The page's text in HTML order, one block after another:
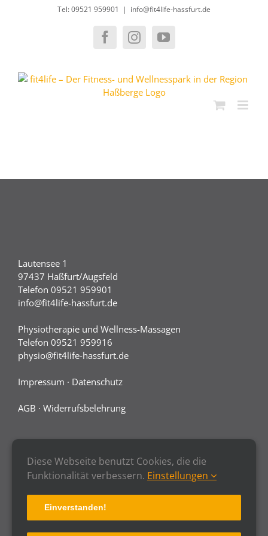
Tel: 09521 959901 | info@fit4life-hassfurt.de
FacebookInstagramYouTube
Lautensee 1
97437 Haßfurt/Augsfeld
Telefon 09521 959901
info@fit4life-hassfurt.de
Physiotherapie und Wellness-Massagen
Telefon 09521 959916
physio@fit4life-hassfurt.de
Impressum · Datenschutz
AGB · Widerrufsbelehrung
Diese Webseite benutzt Cookies, die die
Funktionalität verbessern. Einstellungen
Einverstanden!